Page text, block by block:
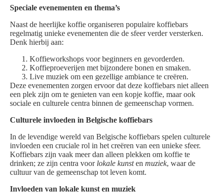
Speciale evenementen en thema’s
Naast de heerlijke koffie organiseren populaire koffiebars
regelmatig unieke evenementen die de sfeer verder versterken.
Denk hierbij aan:
Koffieworkshops voor beginners en gevorderden.
Koffieproeverijen met bijzondere bonen en smaken.
Live muziek om een gezellige ambiance te creëren.
Deze evenementen zorgen ervoor dat deze koffiebars niet alleen
een plek zijn om te genieten van een kopje koffie, maar ook
sociale en culturele centra binnen de gemeenschap vormen.
Culturele invloeden in Belgische koffiebars
In de levendige wereld van Belgische koffiebars spelen culturele
invloeden een cruciale rol in het creëren van een unieke sfeer.
Koffiebars zijn vaak meer dan alleen plekken om koffie te
drinken; ze zijn centra voor lokale kunsten muziek, waar de
cultuur van de gemeenschap tot leven komt.
Invloeden van lokale kunst en muziek